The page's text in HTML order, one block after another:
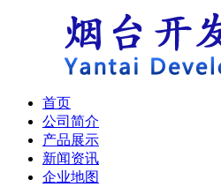
首页
公司简介
产品展示
新闻资讯
企业地图